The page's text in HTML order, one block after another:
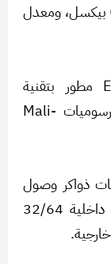
دقة عرضها تعادل (1600/720) بيكسل، ومعدل
كما زود الهاتف بمعالج Exynоs 850 مطور بتقنية
(8نانومتر)، تردده 2 غيغاهيرتز، وبمعالج رسوميات Mali-
ذواكر وصول
عشوائي 3/4/6 غيغابايت، وذواكر تخزين داخلية 32/64